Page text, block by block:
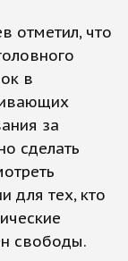
отметил, что
в
за
сделать
для тех, кто
свободы.